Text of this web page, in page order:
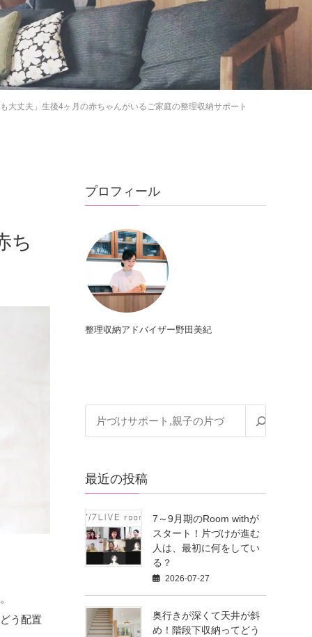
大丈夫」生後4ヶ月の赤ちゃんがいるご家庭の整理収納サポート
ち
う配置
プロフィール
整理収納アドバイザー野田美紀
最近の投稿
7～9月期のRoom withが
スタート！片づけが進む
人は、最初に何をしてい
る？
2026-07-27
奥行きが深くて天井が斜
め！階段下収納ってどう